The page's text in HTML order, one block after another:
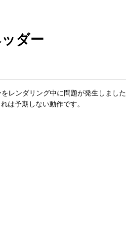
ダー
レンダリング中に問題が発生しまし
は予期しない動作です。